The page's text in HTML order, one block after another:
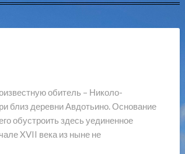
обитель – Николо-
близ деревни Авдотьино. Основание
обустроить здесь уединенное
XVII века из ныне не